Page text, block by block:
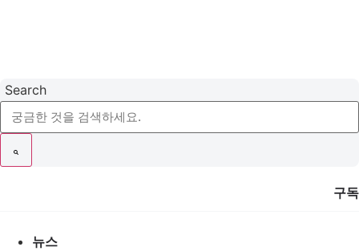
건
뛰
Search
구독
뉴스